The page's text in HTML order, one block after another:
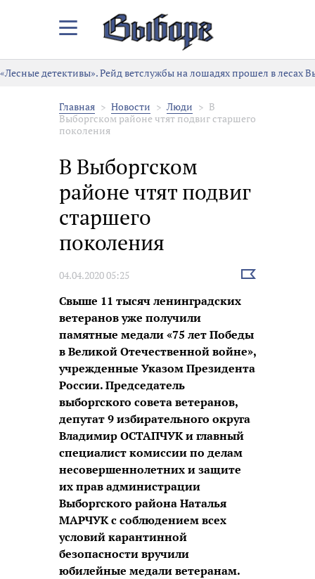
Закрыть/
меню
«Лесные детективы». Рейд ветслужбы на лошадях прошел в лесах
Главная Новости Люди
В
Выборгском районе чтят подвиг старшего
поколения
В Выборгском
районе чтят подвиг
старшего
поколения
04.04.2020 05:25
Выбрать
Свыше 11 тысяч ленинградских
ветеранов уже получили
памятные медали «75 лет Победы
в Великой Отечественной войне»,
учрежденные Указом Президента
России. Председатель
выборгского совета ветеранов,
депутат 9 избирательного округа
Владимир ОСТАПЧУК и главный
специалист комиссии по делам
несовершеннолетних и защите
их прав администрации
Выборгского района Наталья
МАРЧУК с соблюдением всех
условий карантинной
безопасности вручили
юбилейные медали ветеранам.